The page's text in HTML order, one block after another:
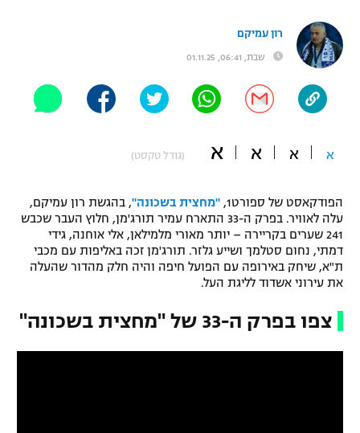
"מחצית בשכונה" – פודקאסט
משתתפים וזוכים בפרסים
תקנון משתתפים וזוכים בפרסים
תקנון עבור פעילות ספורט 1 – "מרלן"
טניס
גיימינג E-Sports
תנאי שימוש
מדיניות פרטיות
היאבקות WWE
אופניים
ספורט מוטורי
בייסבול MLB
ספורט אתגרי ואקסטרים
גיימינג E-Sports
רון עמיקם
שבת, 06:41, 01.11.25
א א א א (גודל טקסט)
הפודקאסט של ספורט1, "מחצית בשכונה", בהגשת רון עמיקם,
עלה לאוויר. בפרק ה-33 התארח עמיר תורג'מן, חלוץ העבר שכבש
241 שערים בקריירה – יותר מאורי מלמילאן, אלי אוחנה, גידי
דמתי, נחום סטלמך ושייע גלזר. תורג'מן זכה באליפות עם מכבי
ת"א, שיחק באירופה עם הפועל חיפה והיה חלק מהדור שהעלה
את עירוני אשדוד לליגת העל.
צפו בפרק ה-33 של "מחצית בשכונה"